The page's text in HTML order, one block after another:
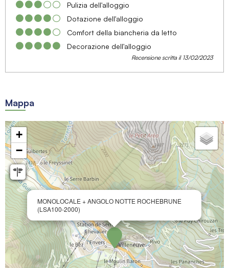
Pulizia dell'alloggio
Dotazione dell'alloggio
Comfort della biancheria da letto
Decorazione dell'alloggio
Recensione scritta il 13/02/2023
Mappa
MONOLOCALE + ANGOLO NOTTE ROCHEBRUNE
(LSA100-2000)
+
−